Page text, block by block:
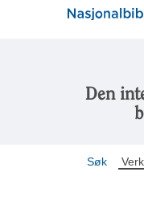
Den
Søk